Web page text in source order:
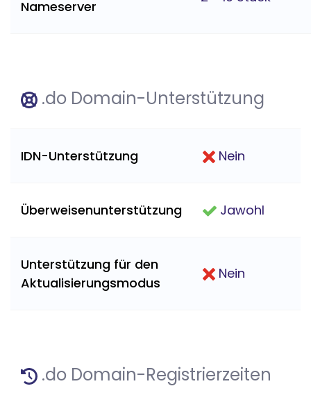
Nameserver
.do Domain-Unterstützung
IDN-Unterstützung Nein
Überweisenunterstützung Jawohl
Unterstützung für den
Aktualisierungsmodus
Nein
.do Domain-Registrierzeiten